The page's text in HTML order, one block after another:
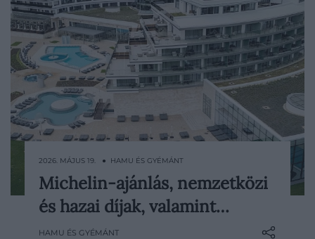
2026 májusában ünnepli első
születésnapját a hévízi Le Primore Hotel &
Spa ***** superior, amely alig egy év alatt
2026. MÁJUS 19. ● HAMU ÉS GYÉMÁNT
Michelin-ajánlás, nemzetközi
és hazai díjak, valamint…
HAMU ÉS GYÉMÁNT